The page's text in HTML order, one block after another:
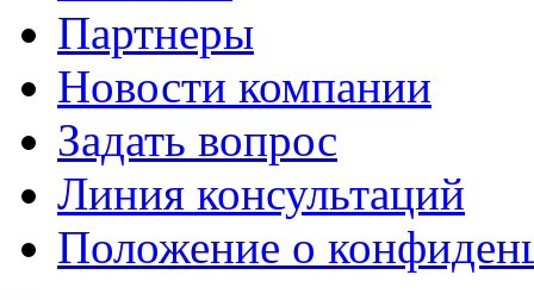
Партнеры
Новости компании
Задать вопрос
Линия консультаций
Положение о